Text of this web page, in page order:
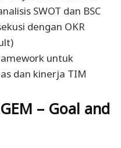
SWOT dan BSC
dengan OKR
untuk
dan kinerja TIM
– Goal and